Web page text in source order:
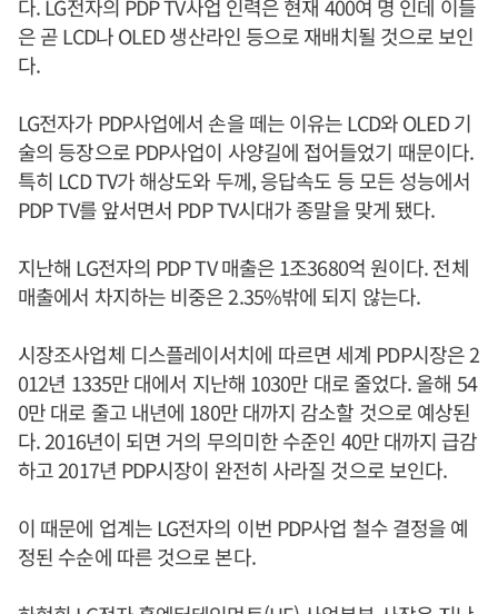
다. LG전자의 PDP TV사업 인력은 현재 400여 명 인데 이들
은 곧 LCD나 OLED 생산라인 등으로 재배치될 것으로 보인
다.
LG전자가 PDP사업에서 손을 떼는 이유는 LCD와 OLED 기
술의 등장으로 PDP사업이 사양길에 접어들었기 때문이다.
특히 LCD TV가 해상도와 두께, 응답속도 등 모든 성능에서
PDP TV를 앞서면서 PDP TV시대가 종말을 맞게 됐다.
지난해 LG전자의 PDP TV 매출은 1조3680억 원이다. 전체
매출에서 차지하는 비중은 2.35%밖에 되지 않는다.
시장조사업체 디스플레이서치에 따르면 세계 PDP시장은 2
012년 1335만 대에서 지난해 1030만 대로 줄었다. 올해 54
0만 대로 줄고 내년에 180만 대까지 감소할 것으로 예상된
다. 2016년이 되면 거의 무의미한 수준인 40만 대까지 급감
하고 2017년 PDP시장이 완전히 사라질 것으로 보인다.
이 때문에 업계는 LG전자의 이번 PDP사업 철수 결정을 예
정된 수순에 따른 것으로 본다.